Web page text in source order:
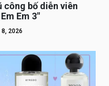
công bố diễn viên
Em 3″
2026